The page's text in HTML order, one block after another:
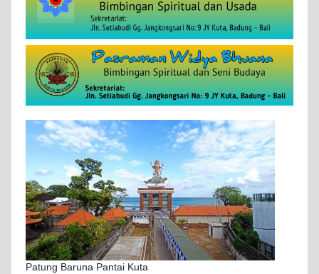
Patung Baruna Pantai Kuta